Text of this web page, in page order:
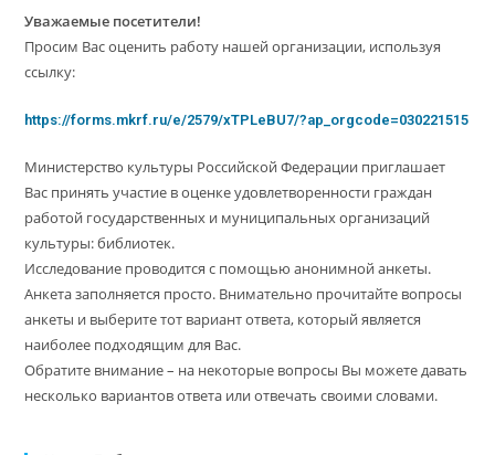
Уважаемые посетители!
Просим Вас оценить работу нашей организации, используя
ссылку:
https://forms.mkrf.ru/e/2579/xTPLeBU7/?ap_orgcode=030221515
Министерство культуры Российской Федерации приглашает
Вас принять участие в оценке удовлетворенности граждан
работой государственных и муниципальных организаций
культуры: библиотек.
Исследование проводится с помощью анонимной анкеты.
Анкета заполняется просто. Внимательно прочитайте вопросы
анкеты и выберите тот вариант ответа, который является
наиболее подходящим для Вас.
Обратите внимание – на некоторые вопросы Вы можете давать
несколько вариантов ответа или отвечать своими словами.